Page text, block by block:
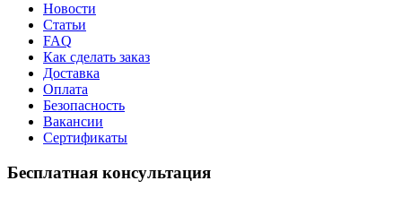
Новости
Статьи
FAQ
Как сделать заказ
Доставка
Оплата
Безопасность
Вакансии
Сертификаты
Бесплатная консультация